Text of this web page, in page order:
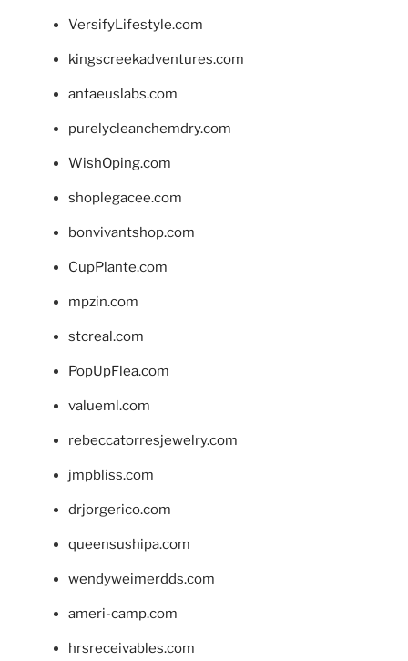
VersifyLifestyle.com
kingscreekadventures.com
antaeuslabs.com
purelycleanchemdry.com
WishOping.com
shoplegacee.com
bonvivantshop.com
CupPlante.com
mpzin.com
stcreal.com
PopUpFlea.com
valueml.com
rebeccatorresjewelry.com
jmpbliss.com
drjorgerico.com
queensushipa.com
wendyweimerdds.com
ameri-camp.com
hrsreceivables.com